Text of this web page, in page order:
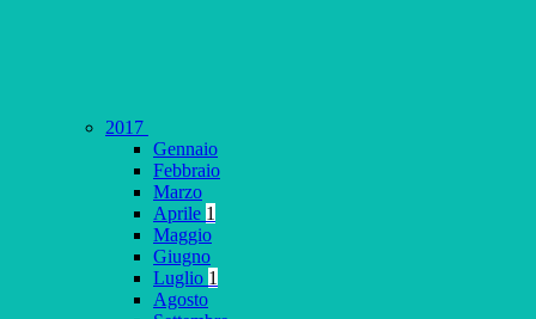
2017
Gennaio
Febbraio
Marzo
Aprile 1
Maggio
Giugno
Luglio 1
Agosto